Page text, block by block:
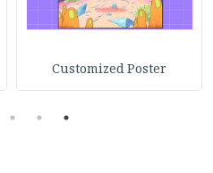
Customized Poster
1
2
3